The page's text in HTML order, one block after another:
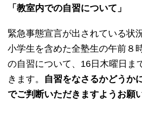
「教室内での自習について」
緊急事態宣言が出されている状
小学生を含めた全塾生の午前８
の自習について、16日木曜日ま
きます。 自習をなさるかどうか
でご判断いただきますようお願